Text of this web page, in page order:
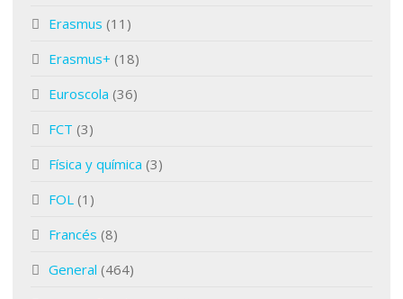
Erasmus (11)
Erasmus+ (18)
Euroscola (36)
FCT (3)
Física y química (3)
FOL (1)
Francés (8)
General (464)